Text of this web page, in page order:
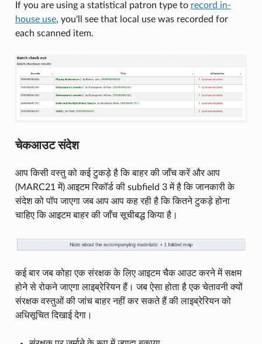
If you are using a statistical patron type to record in-
house use, you'll see that local use was recorded for
each scanned item.
चेकआउट संदेश
आप किसी वस्तु को कई टुकड़े है कि बाहर की जाँच करें और आप
(MARC21 में) आइटम रिकॉर्ड की subfield 3 में है कि जानकारी के
संदेश को पॉप जाएगा जब आप आप कह रही है कि कितने टुकड़े होना
चाहिए कि आइटम बाहर की जाँच सूचीबद्ध किया है।
कई बार जब कोहा एक संरक्षक के लिए आइटम चैक आउट करने में सक्षम
होने से रोकने जाएगा लाइब्रेरियन हैं। जब ऐसा होता है एक चेतावनी क्यों
संरक्षक वस्तुओं की जांच बाहर नहीं कर सकते हैं की लाइब्रेरियन को
अधिसूचित दिखाई देगा।